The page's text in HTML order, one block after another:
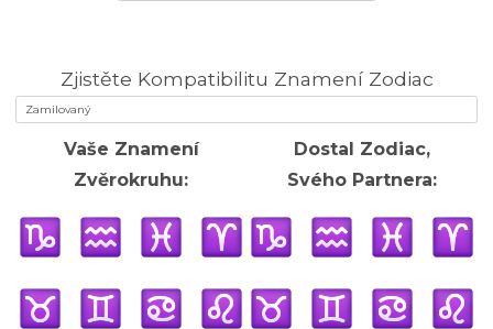
Zjistěte Kompatibilitu Znamení Zodiac
Vaše Znamení
Zvěrokruhu:
Dostal Zodiac,
Svého Partnera: